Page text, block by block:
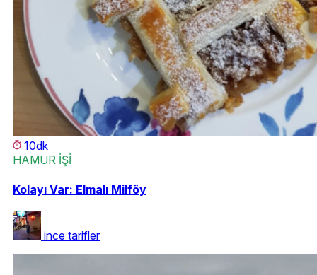
10dk
HAMUR İŞİ
Kolayı Var: Elmalı Milföy
ince tarifler